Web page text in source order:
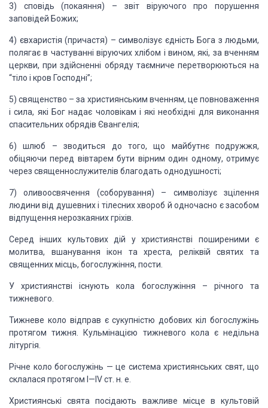
3) сповідь (покаяння) – звіт віруючого про порушення
заповідей Божих;
4) євхаристія (причастя) – символізує єдність Бога з людьми,
полягає в частуванні віруючих хлібом і вином, які, за вченням
церкви, при здійсненні обряду таємниче перетворюються на
“тіло і кров Господні”;
5) священство – за християнським вченням, це повноваження
і сила, які Бог надає чоловікам і які необхідні для виконання
спасительних обрядів Євангелія;
6) шлюб – зводиться до того, що майбутнєподружжя,
обіцяючи перед вівтарем бути вірним один одному, отримує
через священнослужителів благодать однодушності;
7) оливоосвячення (соборування) – символізуєзцілення
людини від душевних і тілесних хвороб й одночасно є засобом
відпущення нерозкаяних гріхів.
Серед інших культових дій у християнстві поширеними є
молитва, вшанування ікон та хреста, реліквій святих та
священних місць, богослужіння, пости.
У християнстві існують кола богослужіння – річного та
тижневого.
Тижневе коло відправ є сукупністю добових кіл богослужінь
протягом тижня. Кульмінацією тижневого кола є недільна
літургія.
Річне коло богослужінь — це система християнських свят, що
склалася протягом І—IV ст. н. е.
Християнські свята посідають важливе місце в культовій